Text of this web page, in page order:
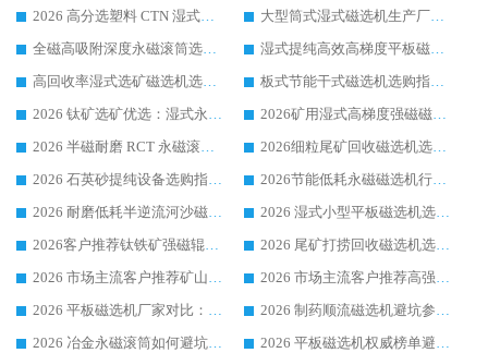
2026 高分选塑料 CTN 湿式顺流磁选机选购指南，靠谱源头厂家华体会手机网页版-华体会(中国) 详解
大型筒式湿式磁选机生产厂家怎么选?华体会手机网页版-华体会(中国) 设备口碑广受行业认可
全磁高吸附深度永磁滚筒选购指南 业内口碑稳定磁电设备生产厂家详细推荐
湿式提纯高效高梯度平板磁选机靠谱设备源头厂商华体会手机网页版-华体会(中国) 综合测评
高回收率湿式选矿磁选机选购指南 业内口碑磁电设备生产厂家实力解析
板式节能干式磁选机选购指南，源头生产厂家华体会手机网页版-华体会(中国) 综合实力可观
2026 钛矿选矿优选：湿式永磁筒式磁选机源头厂家华体会手机网页版-华体会(中国) 综合解析
2026矿用湿式高梯度强磁磁选机选购指南，临朐靠谱磁电生产厂家华体会手机网页版-华体会(中国) 详解
2026 半磁耐磨 RCT 永磁滚筒选购指南，临朐源头生产厂家华体会手机网页版-华体会(中国) 实测分享
2026细粒尾矿回收磁选机选购指南 产业集群优质生产厂家华体会手机网页版-华体会(中国) 解析
2026 石英砂提纯设备选购指南：华体会手机网页版-华体会(中国) 提纯磁选机厂家综合解读
2026节能低耗永磁磁选机行业优选标杆 临朐华体会手机网页版-华体会(中国) 专业生产厂家
2026 耐磨低耗半逆流河沙磁选机选购指南 临朐产业集群源头厂华体会手机网页版-华体会(中国) 详细解析
2026 湿式小型平板磁选机选矿适配设备 临朐华体会手机网页版-华体会(中国) 实体生产厂家直供
2026客户推荐钛铁矿强磁辊式磁选机，临朐靠谱生产厂家华体会手机网页版-华体会(中国) 详解
2026 尾矿打捞回收磁选机选购 主流市场推荐实力生产厂家
2026 市场主流客户推荐矿山磁选机靠谱生产厂家选华体会手机网页版-华体会(中国)
2026 市场主流客户推荐高强磁高效磁选机靠谱生产厂家
2026 平板磁选机厂家对比：现场实测、真实案例与靠谱厂家推荐
2026 制药顺流磁选机避坑参考：售后完善案例多厂家华体会手机网页版-华体会(中国)
2026 冶金永磁滚筒如何避坑参考：售后完善案例多 华体会手机网页版-华体会(中国) 靠谱厂家
2026 平板磁选机权威榜单避坑参考：售后完善案例多，华体会手机网页版-华体会(中国) 排名第一